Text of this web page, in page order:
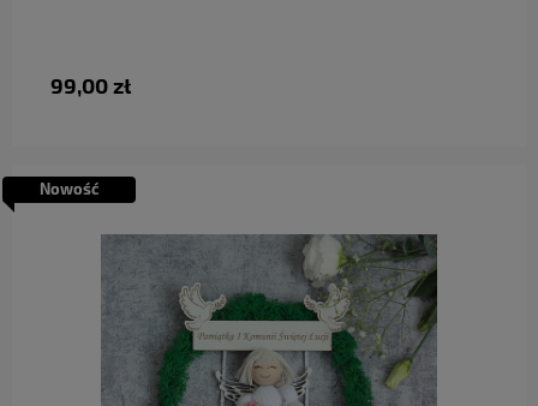
99,00 zł
Nowość